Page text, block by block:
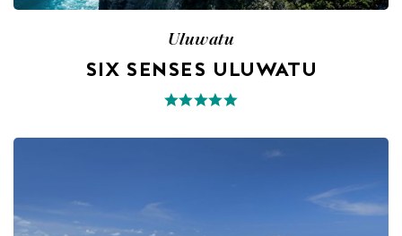
Uluwatu
SIX SENSES ULUWATU